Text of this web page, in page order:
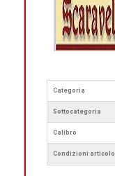
Categoria
Sottocategoria
Calibro
Condizioni articolo